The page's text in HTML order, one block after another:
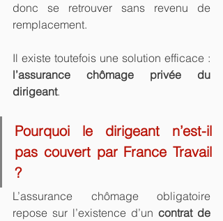
donc se retrouver sans revenu de
remplacement.
l’assurance chômage privée du
dirigeant.
Pourquoi le dirigeant n’est-il
pas couvert par France Travail
?
L’assurance chômage obligatoire
repose sur l’existence d’un contrat de